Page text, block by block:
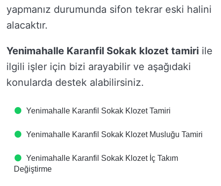
yapmanız durumunda sifon tekrar eski halini
alacaktır.
Yenimahalle Karanfil Sokak klozet tamiri ile
ilgili işler için bizi arayabilir ve aşağıdaki
konularda destek alabilirsiniz.
Yenimahalle Karanfil Sokak Klozet Tamiri
Yenimahalle Karanfil Sokak Klozet Musluğu Tamiri
Yenimahalle Karanfil Sokak Klozet İç Takım
Değiştirme